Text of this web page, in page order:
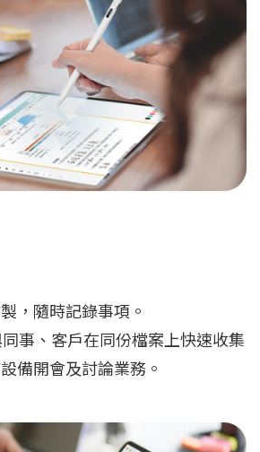
，隨時記錄事項。
事、客戶在同份檔案上快速收集
備開會及討論業務。